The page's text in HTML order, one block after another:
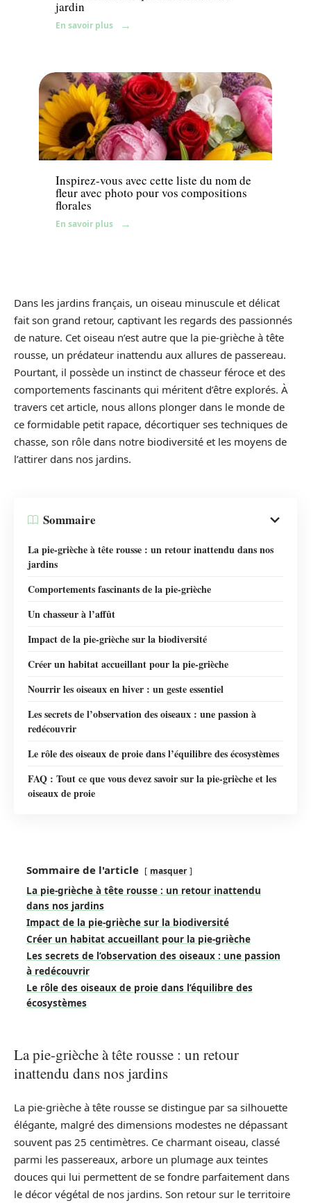
jardin
En savoir plus
Fleurs
Inspirez-vous avec cette liste du nom de
fleur avec photo pour vos compositions
florales
En savoir plus
Dans les jardins français, un oiseau minuscule et délicat
fait son grand retour, captivant les regards des passionnés
de nature. Cet oiseau n’est autre que la pie-grièche à tête
rousse, un prédateur inattendu aux allures de passereau.
Pourtant, il possède un instinct de chasseur féroce et des
comportements fascinants qui méritent d’être explorés. À
travers cet article, nous allons plonger dans le monde de
ce formidable petit rapace, décortiquer ses techniques de
chasse, son rôle dans notre biodiversité et les moyens de
l’attirer dans nos jardins.
Sommaire
La pie-grièche à tête rousse : un retour inattendu dans nos
jardins
Comportements fascinants de la pie-grièche
Un chasseur à l’affût
Impact de la pie-grièche sur la biodiversité
Créer un habitat accueillant pour la pie-grièche
Nourrir les oiseaux en hiver : un geste essentiel
Les secrets de l’observation des oiseaux : une passion à
redécouvrir
Le rôle des oiseaux de proie dans l’équilibre des écosystèmes
FAQ : Tout ce que vous devez savoir sur la pie-grièche et les
oiseaux de proie
Sommaire de l'article masquer
La pie-grièche à tête rousse : un retour inattendu
dans nos jardins
Impact de la pie-grièche sur la biodiversité
Créer un habitat accueillant pour la pie-grièche
Les secrets de l’observation des oiseaux : une passion
à redécouvrir
Le rôle des oiseaux de proie dans l’équilibre des
écosystèmes
La pie-grièche à tête rousse : un retour
inattendu dans nos jardins
La pie-grièche à tête rousse se distingue par sa silhouette
élégante, malgré des dimensions modestes ne dépassant
souvent pas 25 centimètres. Ce charmant oiseau, classé
parmi les passereaux, arbore un plumage aux teintes
douces qui lui permettent de se fondre parfaitement dans
le décor végétal de nos jardins. Son retour sur le territoire